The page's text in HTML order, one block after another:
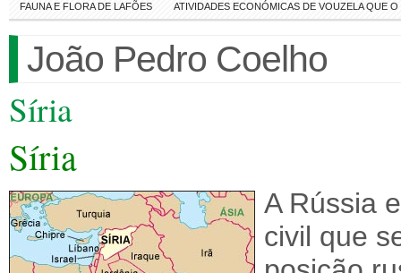
FAUNA E FLORA DE LAFÕES ATIVIDADES ECONÓMICAS DE VOUZELA QUE
João Pedro Coelho
Síria
Síria
A Rússia
civil que